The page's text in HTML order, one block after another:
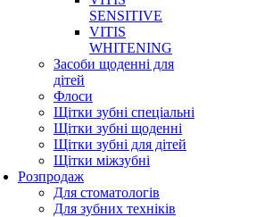
SENSITIVE
VITIS
WHITENING
Засоби щоденні для
дітей
Флоси
Щітки зубні спеціальні
Щітки зубні щоденні
Щітки зубні для дітей
Щітки міжзубні
Розпродаж
Для стоматологів
Для зубних техніків